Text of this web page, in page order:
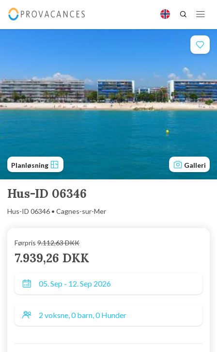
Planløsning Galleri
Hus-ID 06346
Hus-ID 06346 • Cagnes-sur-Mer
Førpris 9.112,63 DKK
7.939,26 DKK